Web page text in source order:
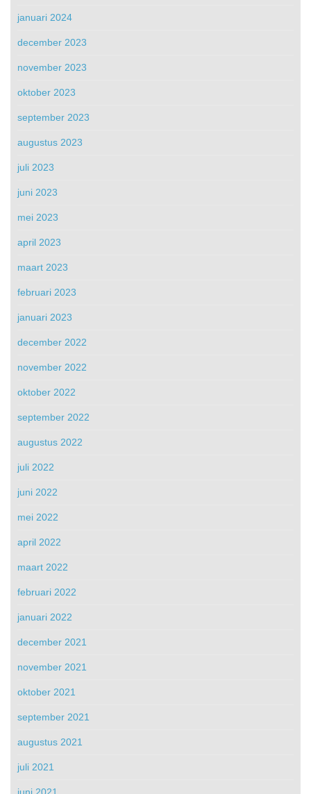
januari 2024
december 2023
november 2023
oktober 2023
september 2023
augustus 2023
juli 2023
juni 2023
mei 2023
april 2023
maart 2023
februari 2023
januari 2023
december 2022
november 2022
oktober 2022
september 2022
augustus 2022
juli 2022
juni 2022
mei 2022
april 2022
maart 2022
februari 2022
januari 2022
december 2021
november 2021
oktober 2021
september 2021
augustus 2021
juli 2021